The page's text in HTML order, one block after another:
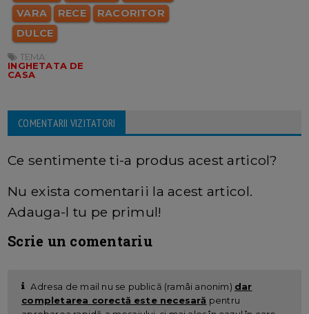
VARA
RECE
RACORITOR
DULCE
TEMA:
INGHETATA DE
CASA
COMENTARII VIZITATORI
Ce sentimente ti-a produs acest articol?
Nu exista comentarii la acest articol.
Adauga-l tu pe primul!
Scrie un comentariu
Adresa de mail nu se publică (ramâi anonim) dar
completarea corectă este necesară pentru